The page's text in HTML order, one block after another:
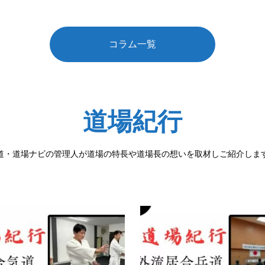
コラム一覧
道場紀行
・道場ナビの管理人が道場の特長や道場長の想いを取材しご紹介しま